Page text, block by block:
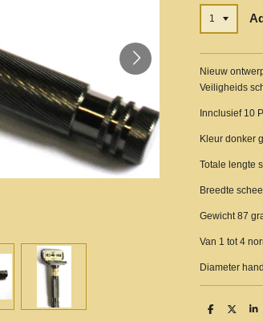
Nieuw
Veiligheids
Innclusief 10
Kleur donker
Totale lengte
Breedte
Gewicht 87
Van 1 tot 4
Diameter
S
S
S